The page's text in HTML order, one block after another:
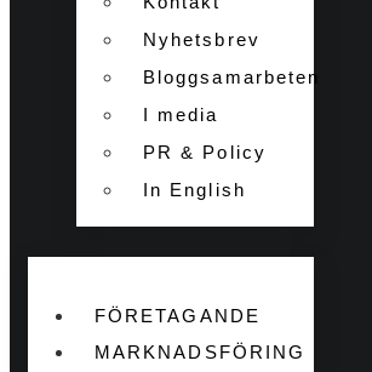
Nyhetsbrev
Bloggsamarbeten
I media
PR & Policy
In English
FÖRETAGANDE
MARKNADSFÖRING